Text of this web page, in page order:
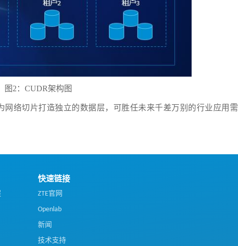
图2：CUDR架构图
网络切片打造独立的数据层，可胜任未来千差万别的行业应用需
快速链接
ZTE官网
Openlab
新闻
技术支持